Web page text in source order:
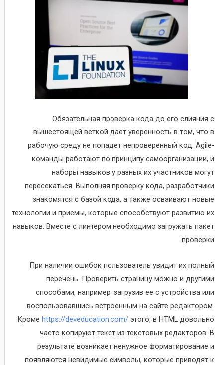
Обязательная проверка кода до его слияния с
вышестоящей веткой дает уверенность в том, что в
рабочую среду не попадет непроверенный код. Agile-
команды работают по принципу самоорганизации, и
наборы навыков у разных их участников могут
пересекаться. Выполняя проверку кода, разработчики
знакомятся с базой кода, а также осваивают новые
технологии и приемы, которые способствуют развитию их
навыков. Вместе с линтером необходимо загружать пакет
проверки.
При наличии ошибок пользователь увидит их полный
перечень. Проверить страницу можно и другими
способами, например, загрузив ее с устройства или
воспользовавшись встроенным на сайте редактором.
Кромеhttps://deveducation.com/ этого, в HTML довольно
часто копируют текст из текстовых редакторов. В
результате возникает ненужное форматирование и
появляются невидимые символы, которые приводят к